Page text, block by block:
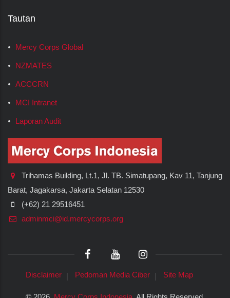
Tautan
Mercy Corps Global
NZMATES
ACCCRN
MCI Intranet
Laporan Audit
Trihamas Building, Lt.1, Jl. TB. Simatupang, Kav 11, Tanjung
Barat, Jagakarsa, Jakarta Selatan 12530
(+62) 21 29516451
adminmci@id.mercycorps.org
Disclaimer Pedoman Media Ciber Site Map